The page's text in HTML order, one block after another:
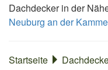
Dachdecker in der
Neuburg an der
Startseite